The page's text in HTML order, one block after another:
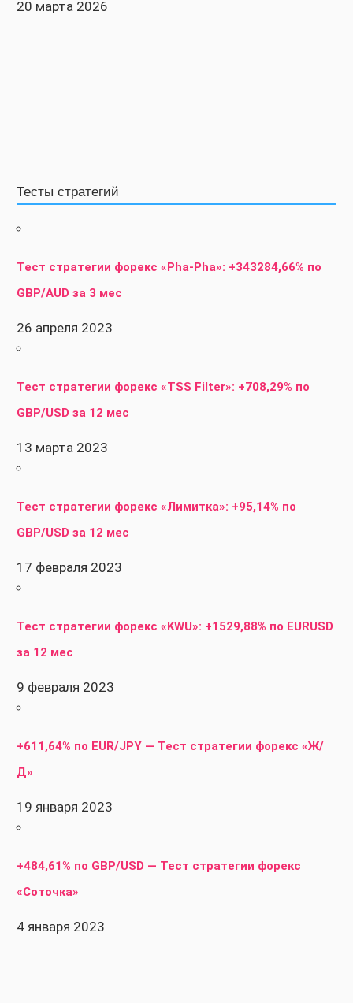
20 марта 2026
Тесты стратегий
Тест стратегии форекс «Pha-Pha»: +343284,66% по
GBP/AUD за 3 мес
26 апреля 2023
Тест стратегии форекс «TSS Filter»: +708,29% по
GBP/USD за 12 мес
13 марта 2023
Тест стратегии форекс «Лимитка»: +95,14% по
GBP/USD за 12 мес
17 февраля 2023
Тест стратегии форекс «KWU»: +1529,88% по EURUSD
за 12 мес
9 февраля 2023
+611,64% по EUR/JPY — Тест стратегии форекс «Ж/
Д»
19 января 2023
+484,61% по GBP/USD — Тест стратегии форекс
«Соточка»
4 января 2023